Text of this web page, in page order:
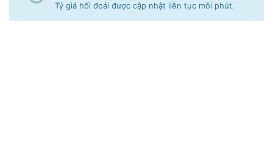
Tỷ giá hối đoái được cập nhật liên tục mỗi phút.